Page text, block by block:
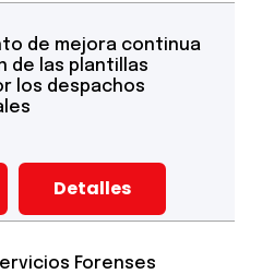
de mejora continua
de las plantillas
los despachos
Detalles
Forenses